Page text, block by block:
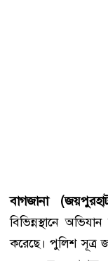
বাগজানা
বিভিন্নস্থানে
করেছে। পুলিশ সূত্র